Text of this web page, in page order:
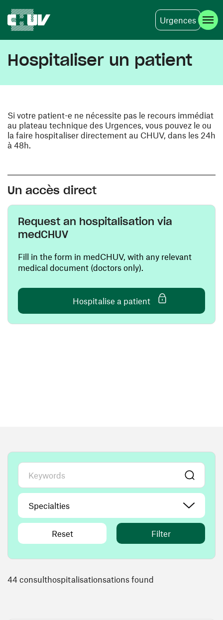
Urgences
Hospitaliser un patient
Si votre patient-e ne nécessite pas le recours immédiat
au plateau technique des Urgences, vous pouvez le ou
la faire hospitaliser directement au CHUV, dans les 24h
à 48h.
Un accès direct
Request an hospitalisation via
medCHUV
Fill in the form in medCHUV, with any relevant
medical document (doctors only).
Hospitalise a patient(opens in a new
Reset Filter
44 consulthospitalisationsations found